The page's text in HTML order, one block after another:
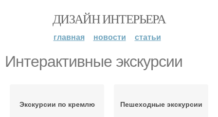
ДИЗАЙН ИНТЕРЬЕРА
главная новости статьи
Интерактивные экскурсии
Экскурсии по кремлю Пешеходные экскурсии